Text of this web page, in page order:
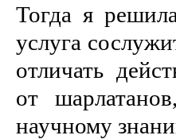
Тогда я
услуга
отличать
от
научному